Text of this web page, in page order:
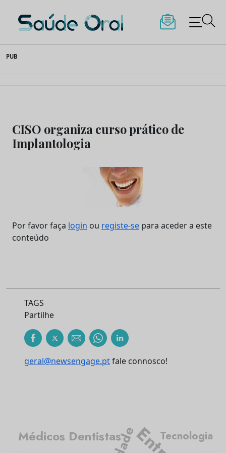
to
content
Saúde Oral
PUB
CISO organiza curso prático de
Implantologia
Por favor faça login ou registe-se para aceder a este
conteúdo
TAGS
Partilhe
geral@newsengage.ptfale connosco!
Médicos Dentistas Tecnologia